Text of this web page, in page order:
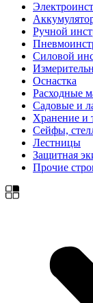
Ручной
Силовой
Оснастка
Расходные
Садовые и
Хранение и
Сейфы,
Лестницы
Защитная
Прочие